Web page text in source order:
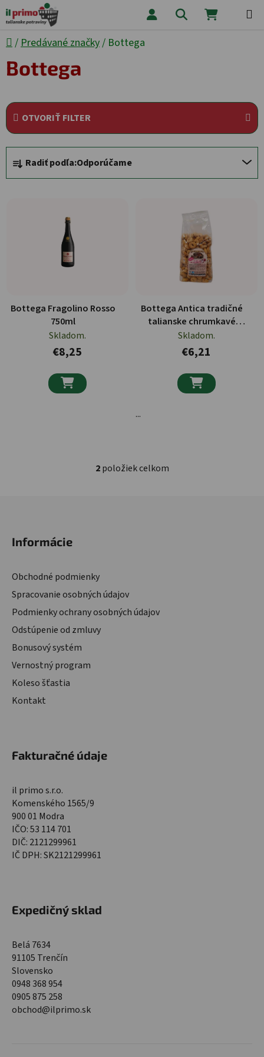
Prejsť na obsah Hľadať
Domov
/ Predávané značky/ Bottega
Bottega
OTVORIŤ FILTER
Radenie produktov
Radiť podľa:Odporúčame
Bottega Fragolino Rosso
750ml
Skladom.
€8,25

Bottega Antica tradičné
talianske chrumkavé
pečivo s cibuľovou
príchuťou 1kg
Skladom.
€6,21

...
Ovládacie prvky výpisu
2položiek celkom
Informácie
Obchodné podmienky
Spracovanie osobných údajov
Podmienky ochrany osobných údajov
Odstúpenie od zmluvy
Bonusový systém
Vernostný program
Koleso šťastia
Kontakt
Fakturačné údaje
il primo s.r.o.
Komenského 1565/9
900 01 Modra
IČO: 53 114 701
DIČ: 2121299961
IČ DPH: SK2121299961
Expedičný sklad
Belá 7634
91105 Trenčín
Slovensko
0948 368 954
0905 875 258
obchod@ilprimo.sk